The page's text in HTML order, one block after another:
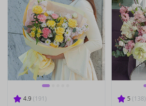
4.9 (191) 5 (138)